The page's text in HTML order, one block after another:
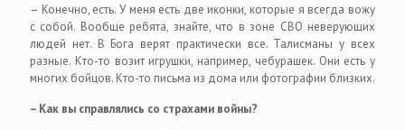
– Конечно, есть. У меня есть две иконки, которые я всегда вожу
с собой. Вообще ребята, знайте, что в зоне СВО неверующих
людей нет. В Бога верят практически все. Талисманы у всех
разные. Кто-то возит игрушки, например, чебурашек. Они есть у
многих бойцов. Кто-то письма из дома или фотографии близких.
– Как вы справлялись со страхами войны?